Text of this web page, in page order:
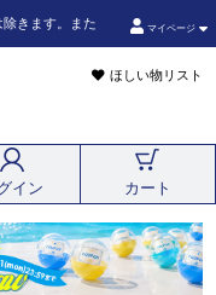
た、ご注文状況によってはこの
マイページ
ほしい物リスト
イン カート